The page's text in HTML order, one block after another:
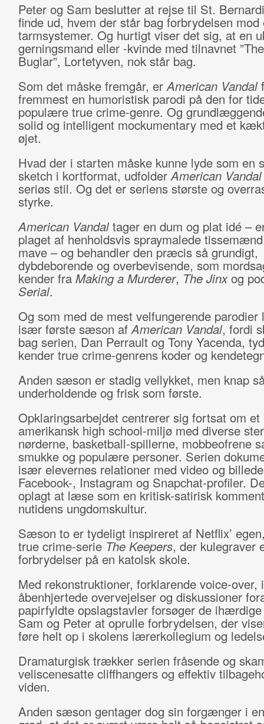
Peter og Sam beslutter at rejse til St.
finde ud, hvem der står bag forbrydelsen mod
tarmsystemer. Og hurtigt viser det sig, at en
gerningsmand eller -kvinde med tilnavnet
Buglar”, Lortetyven, nok står bag.
Som det måske fremgår, erAmerican Vandal
fremmest en humoristisk parodi på den for
populære true crime-genre. Og
solid og intelligent mockumentary med et
øjet.
Hvad der i starten måske kunne lyde som en
sketch i kortformat, udfolderAmerican Vandal
seriøs stil. Og det er seriens største og
styrke.
American Vandaltager en dum og plat idé –
plaget af henholdsvis spraymalede
mave – og behandler den præcis så grundigt,
dybdeborende og overbevisende, som
kender fra Making a Murderer, The Jinxog
Serial.
Og som med de mest velfungerende parodier
især første sæson afAmerican Vandal, fordi
bag serien, Dan Perrault og Tony Yacenda,
kender true crime-genrens koder og
Anden sæson er stadig vellykket, men knap
underholdende og frisk som første.
Opklaringsarbejdet centrerer sig fortsat om et
amerikansk high school-miljø med diverse
nørderne, basketball-spillerne, mobbeofrene
smukke og populære personer. Serien
især elevernes relationer med video og
Facebook-, Instagram og Snapchat-profiler.
oplagt at læse som en kritisk-satirisk
nutidens ungdomskultur.
Sæson to er tydeligt inspireret af Netflix’
true crime-serie The Keepers, der kulegraver
forbrydelser på en katolsk skole.
Med rekonstruktioner, forklarende voice-over,
åbenhjertede overvejelser og diskussioner
papirfyldte opslagstavler forsøger de
Sam og Peter at oprulle forbrydelsen, der
føre helt op i skolens lærerkollegium og
Dramaturgisk trækker serien fråsende og
veliscenesatte cliffhangers og effektiv
viden.
Anden sæson gentager dog sin forgænger i